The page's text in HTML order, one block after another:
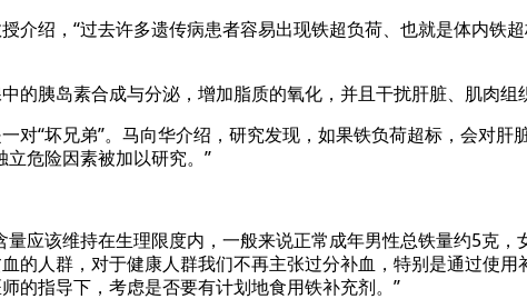
介绍，“过去许多遗传病患者容易出现铁超负荷、也就是体内
的胰岛素合成与分泌，增加脂质的氧化，并且干扰肝脏、肌肉组
对“坏兄弟”。马向华介绍，研究发现，如果铁负荷超标，会对
立危险因素被加以研究。”
量应该维持在生理限度内，一般来说正常成年男性总铁量约5克
的人群，对于健康人群我们不再主张过分补血，特别是通过使
的指导下，考虑是否要有计划地食用铁补充剂。”